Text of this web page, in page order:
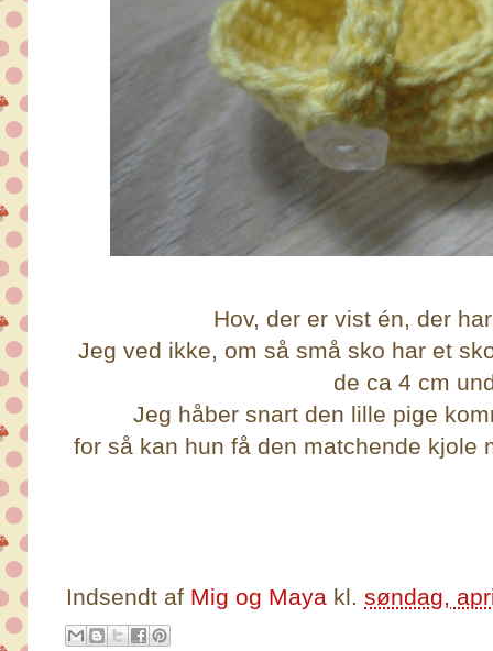
Hov, der er vist én, der
Jeg ved ikke, om så små sko har et
de ca 4 cm
Jeg håber snart den lille pige
for så kan hun få den matchende
Indsendt af Mig og Maya kl. søndag,